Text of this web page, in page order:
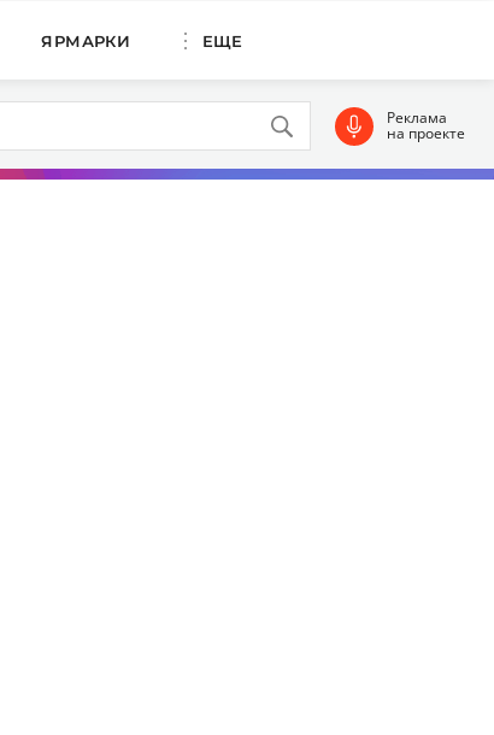
ЯРМАРКИ ЕЩЕ
Реклама
на проекте